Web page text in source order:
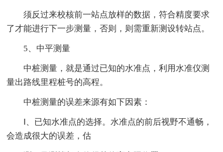
须反过来校核前一站点放样的数据，符合精度要求
了才能进行下一步测量，否则，则需重新测设转站点。
5、中平测量
中桩测量，就是通过已知的水准点，利用水准仪测
量出路线里程桩号的高程。
中桩测量的误差来源有如下因素：
Ⅰ、已知水准点的选择。水准点的前后视野不通畅，
会造成很大的误差，估